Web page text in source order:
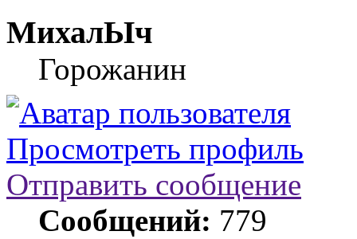
МихалЫч
Горожанин
Просмотреть профиль
Отправить сообщение
Сообщений: 779